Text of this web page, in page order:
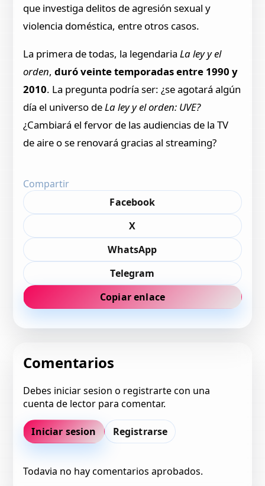
que investiga delitos de agresión sexual y
violencia doméstica, entre otros casos.
La primera de todas, la legendariaLa ley y el
orden, duró veinte temporadas entre 1990 y
2010. La pregunta podría ser: ¿se agotará algún
día el universo deLa ley y el orden: UVE?
¿Cambiará el fervor de las audiencias de la TV
de aire o se renovará gracias al streaming?
Compartir
Facebook
X
WhatsApp
Telegram
Copiar enlace
Comentarios
Debes iniciar sesion o registrarte con una
cuenta de lector para comentar.
Iniciar sesion Registrarse
Todavia no hay comentarios aprobados.